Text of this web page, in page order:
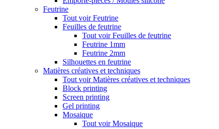
Feutrine
Tout voir Feutrine
Feuilles de feutrine
Tout voir Feuilles de feutrine
Feutrine 1mm
Feutrine 2mm
Silhouettes en feutrine
Matières créatives et techniques
Tout voir Matières créatives et techniques
Block printing
Screen printing
Gel printing
Mosaique
Tout voir Mosaique